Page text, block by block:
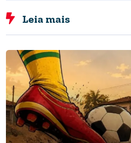
Leia mais